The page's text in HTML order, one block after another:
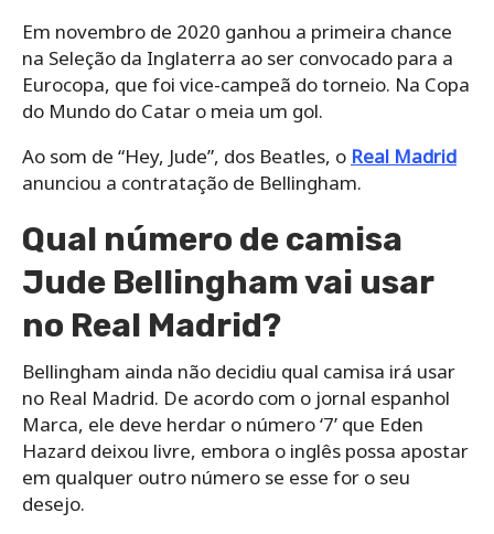
Em novembro de 2020 ganhou a primeira chance
na Seleção da Inglaterra ao ser convocado para a
Eurocopa, que foi vice-campeã do torneio. Na Copa
do Mundo do Catar o meia um gol.
Ao som de “Hey, Jude”, dos Beatles, o Real Madrid
anunciou a contratação de Bellingham.
Qual número de camisa
Jude Bellingham vai usar
no Real Madrid?
Bellingham ainda não decidiu qual camisa irá usar
no Real Madrid. De acordo com o jornal espanhol
Marca, ele deve herdar o número ‘7’ que Eden
Hazard deixou livre, embora o inglês possa apostar
em qualquer outro número se esse for o seu
desejo.